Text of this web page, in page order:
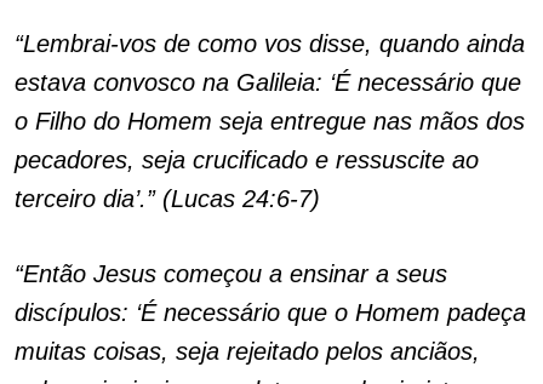
“Lembrai-vos de como vos disse, quando ainda
estava convosco na Galileia: ‘É necessário que
o Filho do Homem seja entregue nas mãos dos
pecadores, seja crucificado e ressuscite ao
terceiro dia’.” (Lucas 24:6-7)
“Então Jesus começou a ensinar a seus
discípulos: ‘É necessário que o Homem padeça
muitas coisas, seja rejeitado pelos anciãos,